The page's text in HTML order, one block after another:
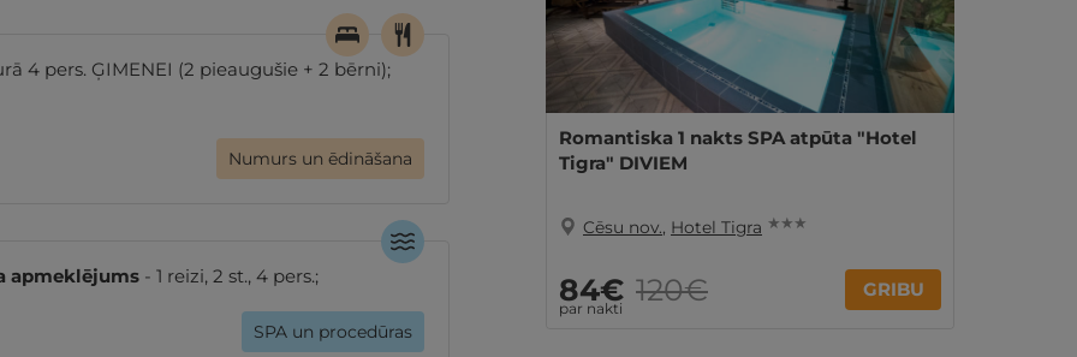
4 pers. ĢIMENEI (2 pieaugušie + 2 bērni);
Numurs un ēdināšana
apmeklējums - 1 reizi, 2 st., 4 pers.;
SPA un procedūras
Romantiska 1 nakts SPA atpūta "Hotel
Tigra" DIVIEM
Cēsu nov., Hotel Tigra ★ ★ ★
84€
par nakti
120€ GRIBU